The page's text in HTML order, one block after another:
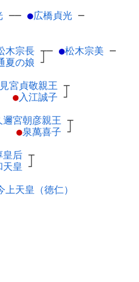
── ●広橋貞光 ─
木宗長 ┬
夏の娘 ┘
─ ●松木宗美 ─
宮貞敬親王 ┬
●入江誠子 ┘
邇宮朝彦親王 ┬
●泉萬喜子 ┘
皇后 ┬
天皇 ┘
上天皇（徳仁）